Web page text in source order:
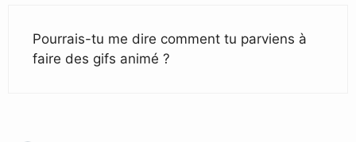
Pourrais-tu me dire comment tu parviens à
faire des gifs animé ?